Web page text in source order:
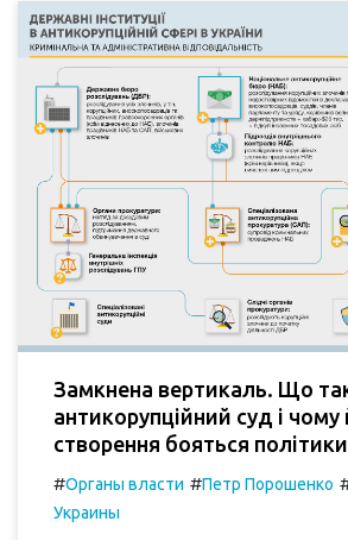
Замкнена вертикаль. Що
антикорупційний суд і чому
створення бояться
#Органы власти #Петр Порошенко
Украины